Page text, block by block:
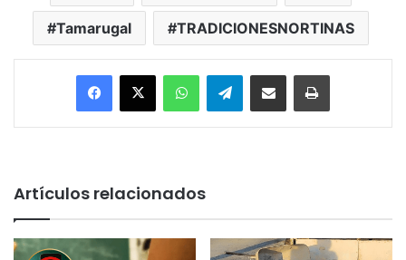
Tamarugal TRADICIONESNORTINAS
Facebook
X WhatsAppTelegramEnviar vía email Imprimir
Artículos relacionados